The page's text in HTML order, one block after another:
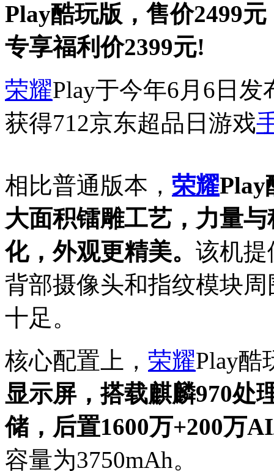
Play酷玩版，售价2499
专享福利价2399元!
荣耀Play于今年6月6日发
获得712京东超品日游戏
相比普通版本， 荣耀Play
大面积镭雕工艺，力量
化，外观更精美。 该机提
背部摄像头和指纹模块
十足。
核心配置上， 荣耀Play酷
显示屏，搭载麒麟970处
储，后置1600万+200万
容量为3750mAh。